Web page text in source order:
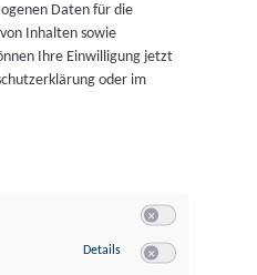
Daten für die
Inhalten sowie
Ihre Einwilligung jetzt
oder im
Details zu Speichern von oder